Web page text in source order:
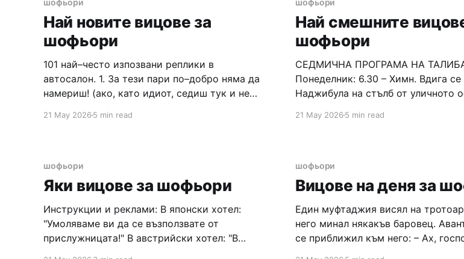
шофьори
Най новите вицове за
шофьори
101 най–често изпозвани реплики в
автосалон. 1. За тези пари по–добро няма да
намериш! (ако, като идиот, седиш тук и не
Не кола, а огън! (... хвърчат искри отвсякъде!
21 May 2026 5 min read
шофьори
Най смешните
шофьори
СЕДМИЧНА ПРОГРАМА НА
Понеделник: 6.30 – Химн. Вдига се трупът на
Наджибула на стълб от уличното
Кабул. 9.30 – Миене на крака. 12.15 – Побой
13.30 – С
21 May 20265 min read
шофьори
Яки вицове за шофьори
Инструкции и реклами: В японски хотел:
"Умоляваме ви да се възползвате от
прислужницата!" В австрийски хотел: "В
шофьори
Вицове на деня за
Един муфтаджия висял на
него минал някакъв баровец.
се приближил към него: – Ах, господине, да